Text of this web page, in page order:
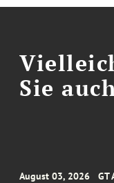
Sie
August 03, 2026 GT